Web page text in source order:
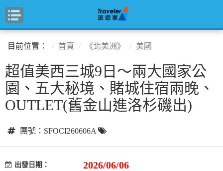
目前位置： 首頁 《北美洲》 美國
超值美西三城9日～兩大國家公
園、五大秘境、賭城住宿兩晚、
OUTLET(舊金山進洛杉磯出)
團號：SFOCI260606A
出發日期： 2026/06/06